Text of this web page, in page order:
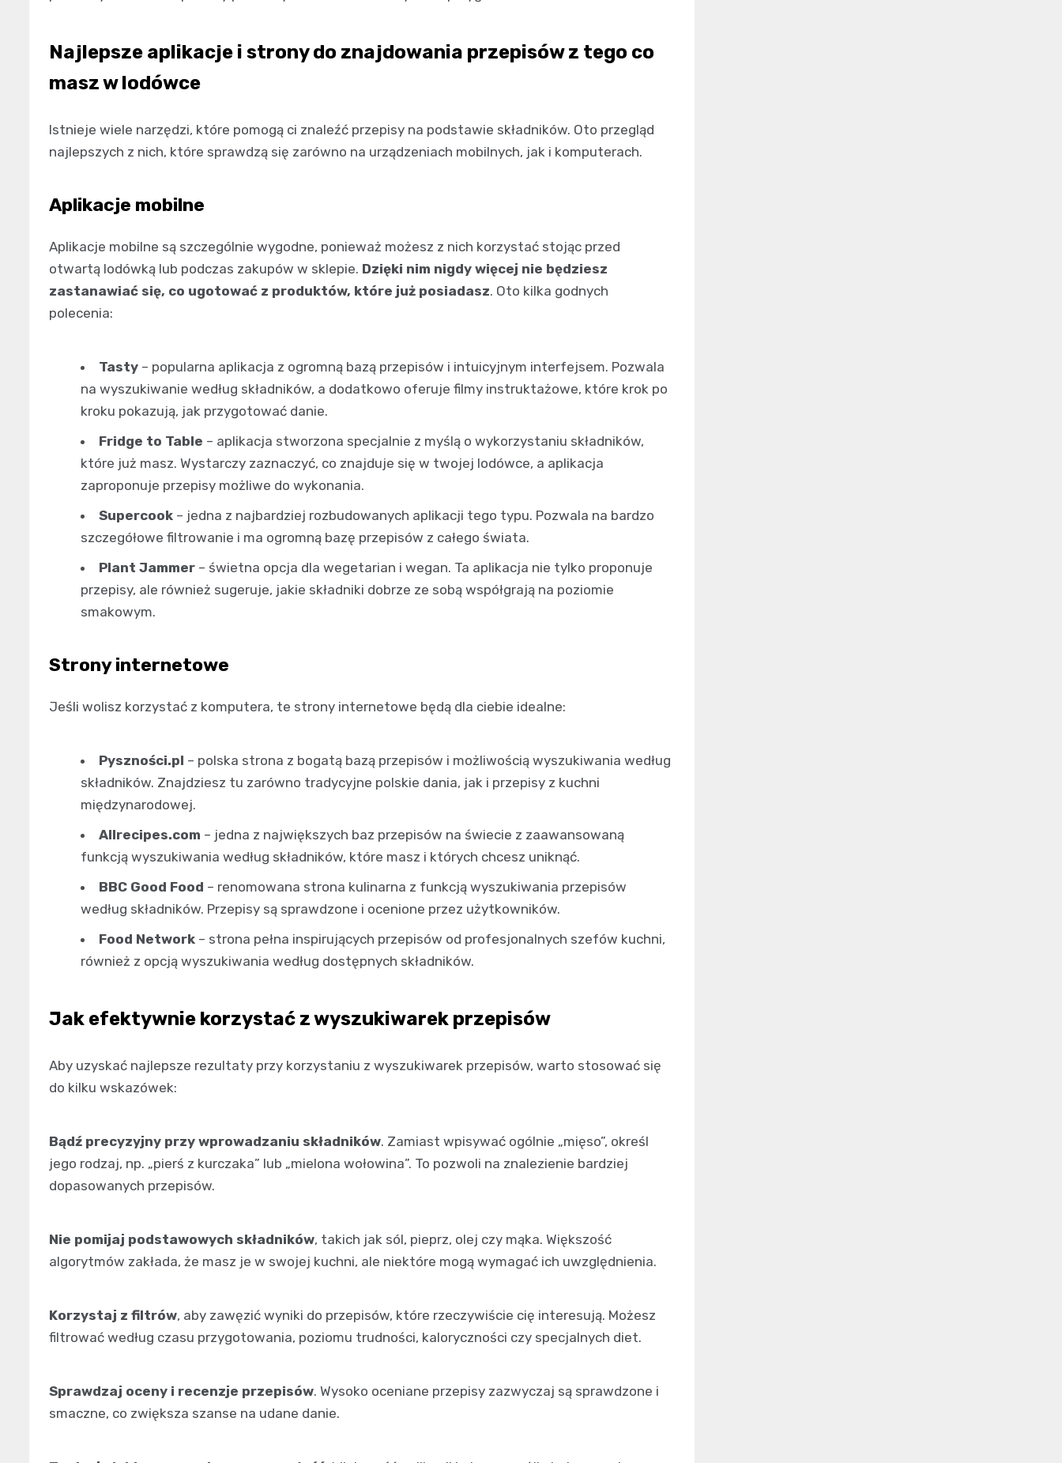
Najlepsze aplikacje i strony do znajdowania przepisów z tego co
masz w lodówce
Istnieje wiele narzędzi, które pomogą ci znaleźć przepisy na podstawie składników. Oto przegląd
najlepszych z nich, które sprawdzą się zarówno na urządzeniach mobilnych, jak i komputerach.
Aplikacje mobilne
Aplikacje mobilne są szczególnie wygodne, ponieważ możesz z nich korzystać stojąc przed
otwartą lodówką lub podczas zakupów w sklepie. Dzięki nim nigdy więcej nie będziesz
zastanawiać się, co ugotować z produktów, które już posiadasz. Oto kilka godnych
polecenia:
Tasty – popularna aplikacja z ogromną bazą przepisów i intuicyjnym interfejsem. Pozwala
na wyszukiwanie według składników, a dodatkowo oferuje filmy instruktażowe, które krok po
kroku pokazują, jak przygotować danie.
Fridge to Table – aplikacja stworzona specjalnie z myślą o wykorzystaniu składników,
które już masz. Wystarczy zaznaczyć, co znajduje się w twojej lodówce, a aplikacja
zaproponuje przepisy możliwe do wykonania.
Supercook – jedna z najbardziej rozbudowanych aplikacji tego typu. Pozwala na bardzo
szczegółowe filtrowanie i ma ogromną bazę przepisów z całego świata.
Plant Jammer – świetna opcja dla wegetarian i wegan. Ta aplikacja nie tylko proponuje
przepisy, ale również sugeruje, jakie składniki dobrze ze sobą współgrają na poziomie
smakowym.
Strony internetowe
Jeśli wolisz korzystać z komputera, te strony internetowe będą dla ciebie idealne:
Pyszności.pl – polska strona z bogatą bazą przepisów i możliwością wyszukiwania według
składników. Znajdziesz tu zarówno tradycyjne polskie dania, jak i przepisy z kuchni
międzynarodowej.
Allrecipes.com – jedna z największych baz przepisów na świecie z zaawansowaną
funkcją wyszukiwania według składników, które masz i których chcesz uniknąć.
BBC Good Food – renomowana strona kulinarna z funkcją wyszukiwania przepisów
według składników. Przepisy są sprawdzone i ocenione przez użytkowników.
Food Network – strona pełna inspirujących przepisów od profesjonalnych szefów kuchni,
również z opcją wyszukiwania według dostępnych składników.
Jak efektywnie korzystać z wyszukiwarek przepisów
Aby uzyskać najlepsze rezultaty przy korzystaniu z wyszukiwarek przepisów, warto stosować się
do kilku wskazówek:
Bądź precyzyjny przy wprowadzaniu składników. Zamiast wpisywać ogólnie „mięso”, określ
jego rodzaj, np. „pierś z kurczaka” lub „mielona wołowina”. To pozwoli na znalezienie bardziej
dopasowanych przepisów.
Nie pomijaj podstawowych składników, takich jak sól, pieprz, olej czy mąka. Większość
algorytmów zakłada, że masz je w swojej kuchni, ale niektóre mogą wymagać ich uwzględnienia.
Korzystaj z filtrów, aby zawęzić wyniki do przepisów, które rzeczywiście cię interesują. Możesz
filtrować według czasu przygotowania, poziomu trudności, kaloryczności czy specjalnych diet.
Sprawdzaj oceny i recenzje przepisów. Wysoko oceniane przepisy zazwyczaj są sprawdzone i
smaczne, co zwiększa szanse na udane danie.